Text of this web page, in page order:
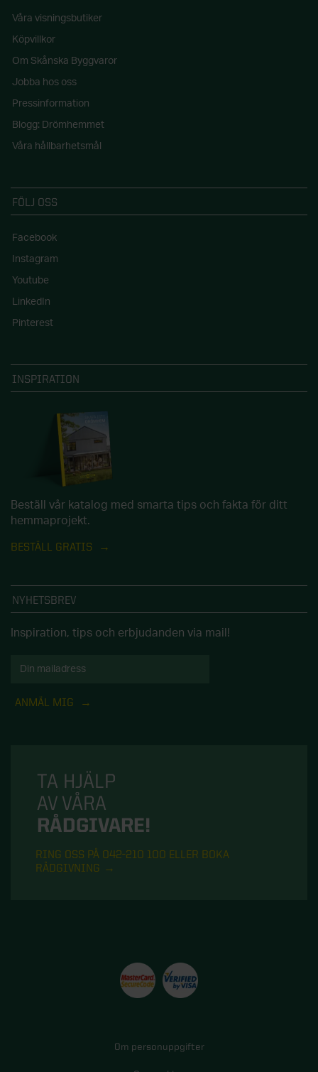
Våra visningsbutiker
Köpvillkor
Om Skånska Byggvaror
Jobba hos oss
Pressinformation
Blogg: Drömhemmet
Våra hållbarhetsmål
FÖLJ OSS
Facebook
Instagram
Youtube
LinkedIn
Pinterest
INSPIRATION
Beställ vår katalog med smarta tips och fakta för ditt
hemmaprojekt.
BESTÄLL GRATIS
NYHETSBREV
Inspiration, tips och erbjudanden via mail!
ANMÄL MIG
TA HJÄLP
AV VÅRA
RÅDGIVARE!
RING OSS PÅ 042-210 100 ELLER BOKA
RÅDGIVNING
Om personuppgifter